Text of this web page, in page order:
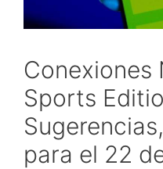
Conexiones
Sports
para el 22